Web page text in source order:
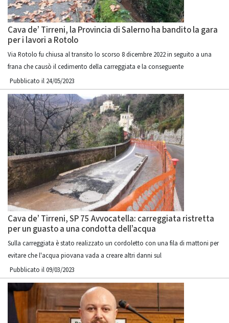
Cava de’ Tirreni, la Provincia di Salerno ha bandito la gara
per i lavori a Rotolo
Via Rotolo fu chiusa al transito lo scorso 8 dicembre 2022 in seguito a una
frana che causò il cedimento della carreggiata e la conseguente
Pubblicato il 24/05/2023
Cava de’ Tirreni, SP 75 Avvocatella: carreggiata ristretta
per un guasto a una condotta dell’acqua
Sulla carreggiata è stato realizzato un cordoletto con una fila di mattoni per
evitare che l'acqua piovana vada a creare altri danni sul
Pubblicato il 09/03/2023